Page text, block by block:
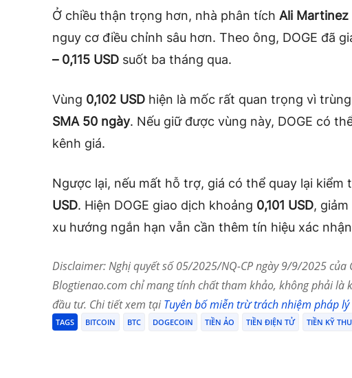
Ở chiều thận trọng hơn, nhà phân tích Ali Martinez
nguy cơ điều chỉnh sâu hơn. Theo ông, DOGE đã
– 0,115 USD suốt ba tháng qua.
Vùng 0,102 USD hiện là mốc rất quan trọng vì
SMA 50 ngày. Nếu giữ được vùng này, DOGE có
kênh giá.
Ngược lại, nếu mất hỗ trợ, giá có thể quay lại kiểm
USD. Hiện DOGE giao dịch khoảng 0,101 USD, giảm
xu hướng ngắn hạn vẫn cần thêm tín hiệu xác
Disclaimer: Nghị quyết số 05/2025/NQ-CP ngày 9/9/2025
Blogtienao.com chỉ mang tính chất tham khảo, không phải là
đầu tư. Chi tiết xem tạiTuyên bố miễn trừ trách nhiệm pháp lý
TAGS BITCOIN BTC DOGECOIN TIỀN ẢO TIỀN ĐIỆN TỬ TIỀN KỸ